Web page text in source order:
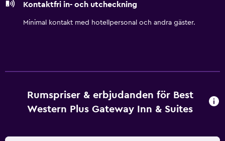
Kontaktfri in- och utcheckning
Minimal kontakt med hotellpersonal och andra gäster.
Rumspriser & erbjudanden för Best
Western Plus Gateway Inn & Suites